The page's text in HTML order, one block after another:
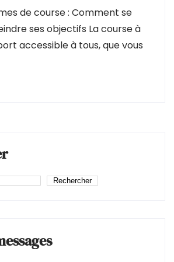
de course : Comment se
ses objectifs La course à
accessible à tous, que vous
Rechercher